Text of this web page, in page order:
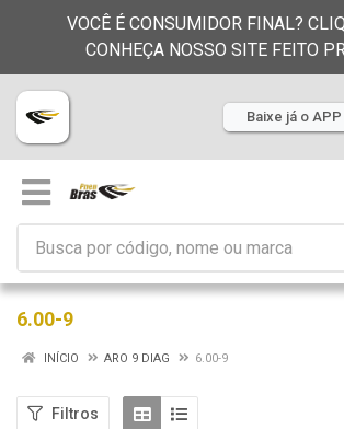
VOCÊ É CONSUMIDOR FINAL?
CONHEÇA NOSSO SITE FEITO
Baixe já o
6.00-9
INÍCIO ARO 9 DIAG 6.00-9
Filtros